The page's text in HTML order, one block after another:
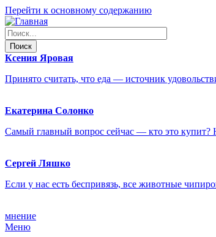
Перейти к основному содержанию
Ксения Яровая
Принято считать, что еда — источник
Екатерина Солонко
Самый главный вопрос сейчас — кто это купит?
Сергей Ляшко
Если у нас есть беспривязь, все животные
мнение
Меню